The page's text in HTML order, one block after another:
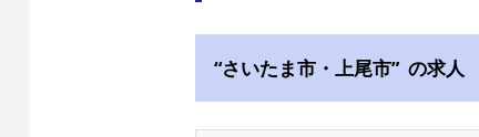
“さいたま市・上尾市” の求人